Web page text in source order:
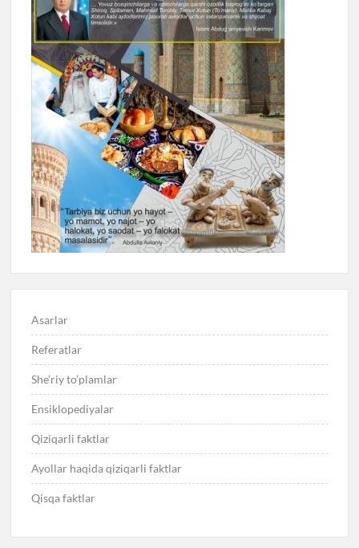
Asarlar
Referatlar
She’riy to’plamlar
Ensiklopediyalar
Qiziqarli faktlar
Ayollar haqida qiziqarli faktlar
Qisqa faktlar